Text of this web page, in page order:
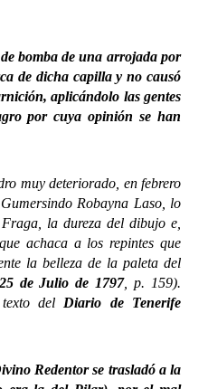
bomba de una arrojada por
de dicha capilla y no causó
aplicándolo las gentes
por cuya opinión se han
deteriorado, en febrero
Robayna Laso, lo
la dureza del dibujo e,
achaca a los repintes que
la belleza de la paleta del
de Julio de 1797, p. 159).
del Diario de Tenerife
Redentor se trasladó a la